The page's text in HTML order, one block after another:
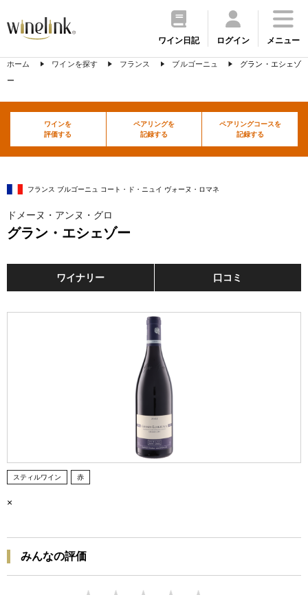
ワイン日記 ログイン メニュー
ホーム ワインを探す フランス ブルゴーニュ
グラン・エシェゾ
ー
ワインを
評価する
ペアリングを
記録する
ペアリングコースを
記録する
フランス ブルゴーニュ コート・ド・ニュイ ヴォーヌ・ロマネ
ドメーヌ・アンヌ・グロ
グラン・エシェゾー
ワイナリー 口コミ
スティルワイン 赤
×
みんなの評価